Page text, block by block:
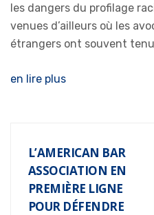
les dangers du profilage
venues d’ailleurs où les
étrangers ont souvent
en lire plus
L’AMERICAN BAR
ASSOCIATION EN
PREMIÈRE LIGNE
POUR DÉFENDRE